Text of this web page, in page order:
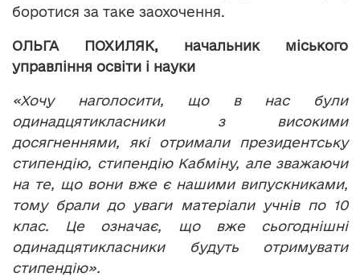
боротися за таке заохочення.
ОЛЬГА ПОХИЛЯК, начальник міського
управління освіти і науки
«Хочу наголосити, що в нас були
одинадцятикласники з високими
досягненнями, які отримали президентську
стипендію, стипендію Кабміну, але зважаючи
на те, що вони вже є нашими випускниками,
тому брали до уваги матеріали учнів по 10
клас. Це означає, що вже сьогоднішні
одинадцятикласники будуть отримувати
стипендію».